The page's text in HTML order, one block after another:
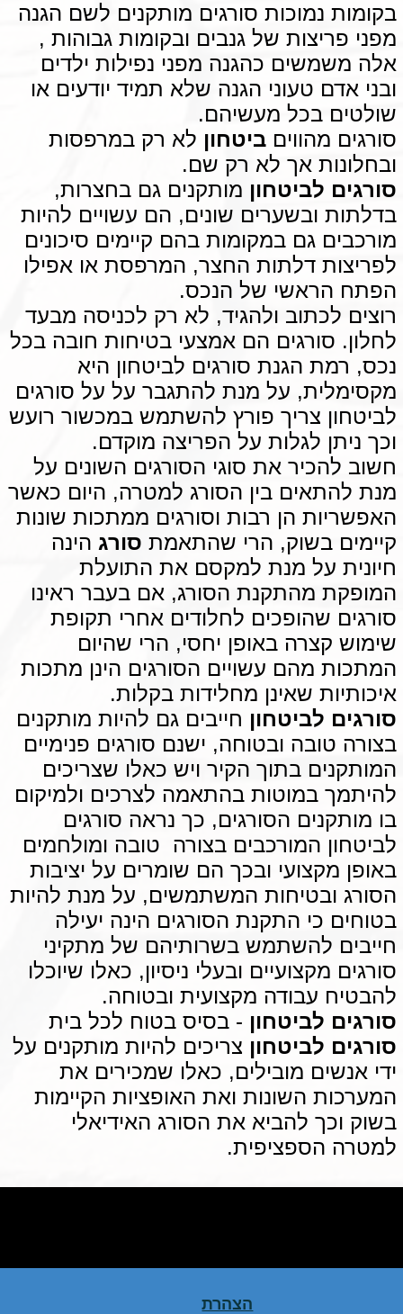
בקומות נמוכות סורגים מותקנים לשם הגנה
מפני פריצות של גנבים ובקומות גבוהות ,
אלה משמשים כהגנה מפני נפילות ילדים
ובני אדם טעוני הגנה שלא תמיד יודעים או
שולטים בכל מעשיהם.
סורגים מהווים ביטחון לא רק במרפסות
ובחלונות אך לא רק שם.
סורגים לביטחון מותקנים גם בחצרות,
בדלתות ובשערים שונים, הם עשויים להיות
מורכבים גם במקומות בהם קיימים סיכונים
לפריצות דלתות החצר, המרפסת או אפילו
הפתח הראשי של הנכס.
רוצים לכתוב ולהגיד, לא רק לכניסה מבעד
לחלון. סורגים הם אמצעי בטיחות חובה בכל
נכס, רמת הגנת סורגים לביטחון היא
מקסימלית, על מנת להתגבר על על סורגים
לביטחון צריך פורץ להשתמש במכשור רועש
וכך ניתן לגלות על הפריצה מוקדם.
חשוב להכיר את סוגי הסורגים השונים על
מנת להתאים בין הסורג למטרה, היום כאשר
האפשריות הן רבות וסורגים ממתכות שונות
קיימים בשוק, הרי שהתאמת סורג הינה
חיונית על מנת למקסם את התועלת
המופקת מהתקנת הסורג, אם בעבר ראינו
סורגים שהופכים לחלודים אחרי תקופת
שימוש קצרה באופן יחסי, הרי שהיום
המתכות מהם עשויים הסורגים הינן מתכות
איכותיות שאינן מחלידות בקלות.
סורגים לביטחון חייבים גם להיות מותקנים
בצורה טובה ובטוחה, ישנם סורגים פנימיים
המותקנים בתוך הקיר ויש כאלו שצריכים
להיתמך במוטות בהתאמה לצרכים ולמיקום
בו מותקנים הסורגים, כך נראה סורגים
לביטחון המורכבים בצורה טובה ומולחמים
באופן מקצועי ובכך הם שומרים על יציבות
הסורג ובטיחות המשתמשים, על מנת להיות
בטוחים כי התקנת הסורגים הינה יעילה
חייבים להשתמש בשרותיהם של מתקיני
סורגים מקצועיים ובעלי ניסיון, כאלו שיוכלו
להבטיח עבודה מקצועית ובטוחה.
סורגים לביטחון - בסיס בטוח לכל בית
סורגים לביטחון צריכים להיות מותקנים על
ידי אנשים מובילים, כאלו שמכירים את
המערכות השונות ואת האופציות הקיימות
בשוק וכך להביא את הסורג האידיאלי
למטרה הספציפית.
הצהרת